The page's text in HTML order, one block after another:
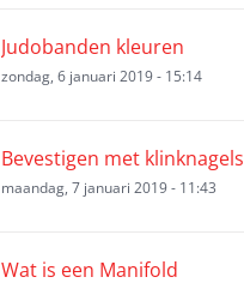
Judobanden kleuren
zondag, 6 januari 2019 - 15:14
Bevestigen met klinknagels
maandag, 7 januari 2019 - 11:43
Wat is een Manifold